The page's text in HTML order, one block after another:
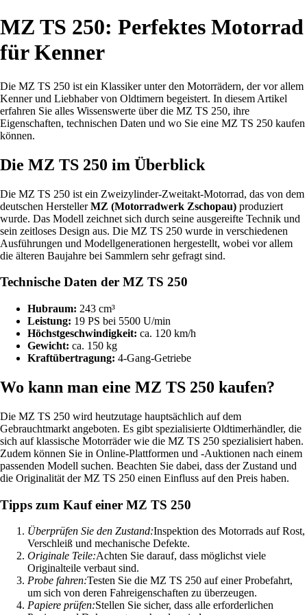
MZ TS 250: Perfektes Motorrad
für Kenner
Die MZ TS 250 ist ein Klassiker unter den Motorrädern, der vor allem
Kenner und Liebhaber von Oldtimern begeistert. In diesem Artikel
erfahren Sie alles Wissenswerte über die MZ TS 250, ihre
Eigenschaften, technischen Daten und wo Sie eine MZ TS 250 kaufen
können.
Die MZ TS 250 im Überblick
Die MZ TS 250 ist ein Zweizylinder-Zweitakt-Motorrad, das von dem
deutschen HerstellerMZ (Motorradwerk Zschopau) produziert
wurde. Das Modell zeichnet sich durch seine ausgereifte Technik und
sein zeitloses Design aus. Die MZ TS 250 wurde in verschiedenen
Ausführungen und Modellgenerationen hergestellt, wobei vor allem
die älteren Baujahre bei Sammlern sehr gefragt sind.
Technische Daten der MZ TS 250
Hubraum: 243 cm³
Leistung: 19 PS bei 5500 U/min
Höchstgeschwindigkeit: ca. 120 km/h
Gewicht: ca. 150 kg
Kraftübertragung: 4-Gang-Getriebe
Wo kann man eine MZ TS 250 kaufen?
Die MZ TS 250 wird heutzutage hauptsächlich auf dem
Gebrauchtmarkt angeboten. Es gibt spezialisierte Oldtimerhändler, die
sich auf klassische Motorräder wie die MZ TS 250 spezialisiert haben.
Zudem können Sie in Online-Plattformen und -Auktionen nach einem
passenden Modell suchen. Beachten Sie dabei, dass der Zustand und
die Originalität der MZ TS 250 einen Einfluss auf den Preis haben.
Tipps zum Kauf einer MZ TS 250
Überprüfen Sie den Zustand:Inspektion des Motorrads auf Rost,
Verschleiß und mechanische Defekte.
Originale Teile:Achten Sie darauf, dass möglichst viele
Originalteile verbaut sind.
Probe fahren:Testen Sie die MZ TS 250 auf einer Probefahrt,
um sich von deren Fahreigenschaften zu überzeugen.
Papiere prüfen:Stellen Sie sicher, dass alle erforderlichen